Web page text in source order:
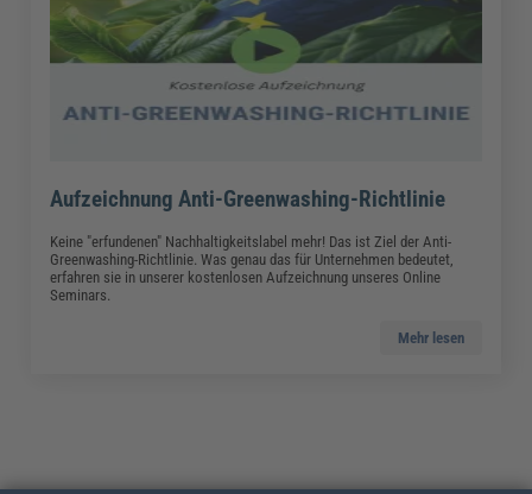
Aufzeichnung Anti-Greenwashing-Richtlinie
Keine "erfundenen" Nachhaltigkeitslabel mehr! Das ist Ziel der Anti-
Greenwashing-Richtlinie. Was genau das für Unternehmen bedeutet,
erfahren sie in unserer kostenlosen Aufzeichnung unseres Online
Seminars.
Mehr lesen